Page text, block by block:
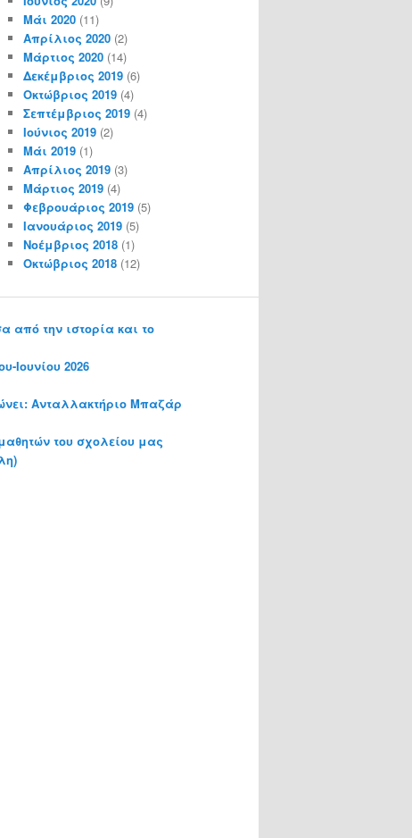
Μάι 2020 (11)
Απρίλιος 2020 (2)
Μάρτιος 2020 (14)
Δεκέμβριος 2019 (6)
Οκτώβριος 2019 (4)
Σεπτέμβριος 2019 (4)
Ιούνιος 2019 (2)
Μάι 2019 (1)
Απρίλιος 2019 (3)
Μάρτιος 2019 (4)
Φεβρουάριος 2019 (5)
Ιανουάριος 2019 (5)
Νοέμβριος 2018 (1)
Οκτώβριος 2018 (12)
από την ιστορία και το
Ιουνίου 2026
Ανταλλακτήριο Μπαζάρ
του σχολείου μας